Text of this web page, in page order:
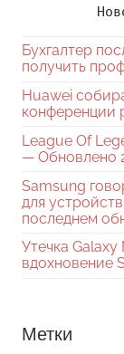
Бухгалтер
получить
Huawei
конференции
League Of
— Обновлено
Samsung
для
последнем
Утечка
вдохновение
Метки